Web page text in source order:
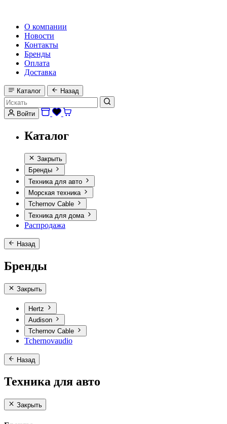
О компании
Новости
Контакты
Бренды
Оплата
Доставка
Каталог Назад
Войти
Каталог
Закрыть
Бренды
Техника для авто
Морская техника
Tchernov Cable
Техника для дома
Распродажа
Назад
Бренды
Закрыть
Hertz
Audison
Tchernov Cable
Tchernovaudio
Назад
Техника для авто
Закрыть